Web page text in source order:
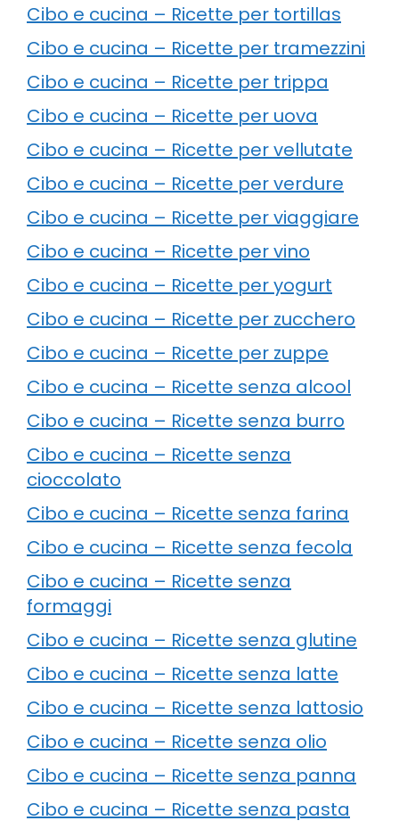
Cibo e cucina – Ricette per tortillas
Cibo e cucina – Ricette per tramezzini
Cibo e cucina – Ricette per trippa
Cibo e cucina – Ricette per uova
Cibo e cucina – Ricette per vellutate
Cibo e cucina – Ricette per verdure
Cibo e cucina – Ricette per viaggiare
Cibo e cucina – Ricette per vino
Cibo e cucina – Ricette per yogurt
Cibo e cucina – Ricette per zucchero
Cibo e cucina – Ricette per zuppe
Cibo e cucina – Ricette senza alcool
Cibo e cucina – Ricette senza burro
Cibo e cucina – Ricette senza
cioccolato
Cibo e cucina – Ricette senza farina
Cibo e cucina – Ricette senza fecola
Cibo e cucina – Ricette senza
formaggi
Cibo e cucina – Ricette senza glutine
Cibo e cucina – Ricette senza latte
Cibo e cucina – Ricette senza lattosio
Cibo e cucina – Ricette senza olio
Cibo e cucina – Ricette senza panna
Cibo e cucina – Ricette senza pasta